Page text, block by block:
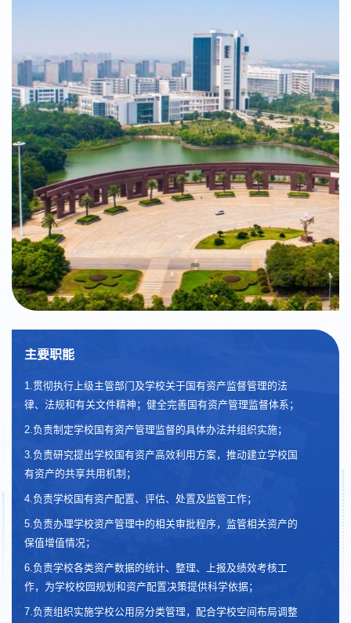
主要职能
1.贯彻执行上级主管部门及学校关于国有资产监督管理的法
律、法规和有关文件精神；健全完善国有资产管理监督体系；
2.负责制定学校国有资产管理监督的具体办法并组织实施；
3.负责研究提出学校国有资产高效利用方案，推动建立学校国
有资产的共享共用机制；
4.负责学校国有资产配置、评估、处置及监管工作；
5.负责办理学校资产管理中的相关审批程序，监管相关资产的
保值增值情况；
6.负责学校各类资产数据的统计、整理、上报及绩效考核工
作，为学校校园规划和资产配置决策提供科学依据；
7.负责组织实施学校公用房分类管理，配合学校空间布局调整